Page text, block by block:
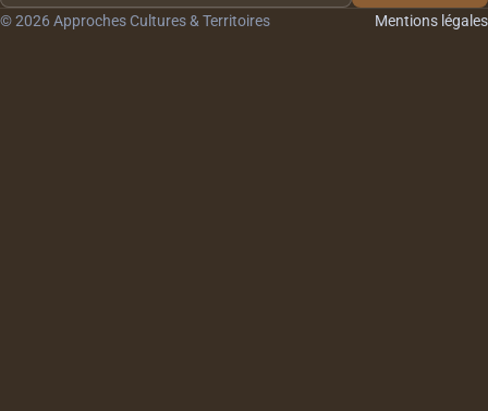
© 2026 Approches Cultures & Territoires Mentions légales